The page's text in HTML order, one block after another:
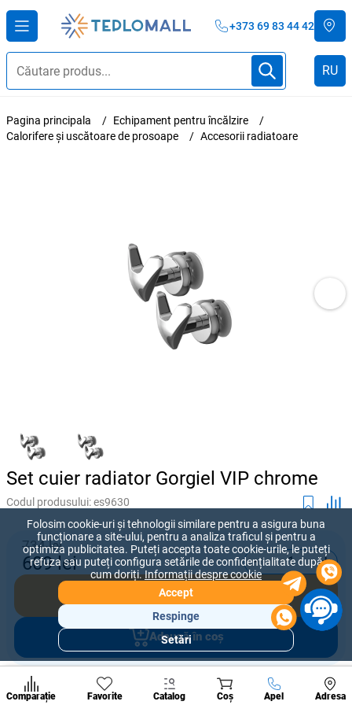
+373 69 83 44 42
RU
Pagina principala
Echipament pentru încălzire
Calorifere și uscătoare de prosoape
Accesorii radiatoare
Set cuier radiator Gorgiel VIP chrome
Codul produsului:es9630
734 lei
609lei - +
Cumpără acum
Adaugă în coș
Oferiți prețul pe care sunteți dispus să îl plătiți pentru acest produs.
Comparație Favorite Catalog Coș Apel Adresa
A suna
Secțiuni
populare
de
Folosim cookie-uri și tehnologii similare pentru a asigura buna
funcționare a site-ului, pentru a analiza traficul și pentru a
optimiza publicitatea. Puteți accepta toate cookie-urile, le puteți
refuza sau puteți configura setările de confidențialitate după
cum doriți.Informații despre cookie
Accept
Respinge
Setări